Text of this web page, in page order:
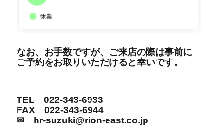
なお、お手数ですが、ご来店の際は事前に
ご予約をお取りいただけると幸いです。
TEL 022-343-6933
FAX 022-343-6944
✉ hr-suzuki@rion-east.co.jp